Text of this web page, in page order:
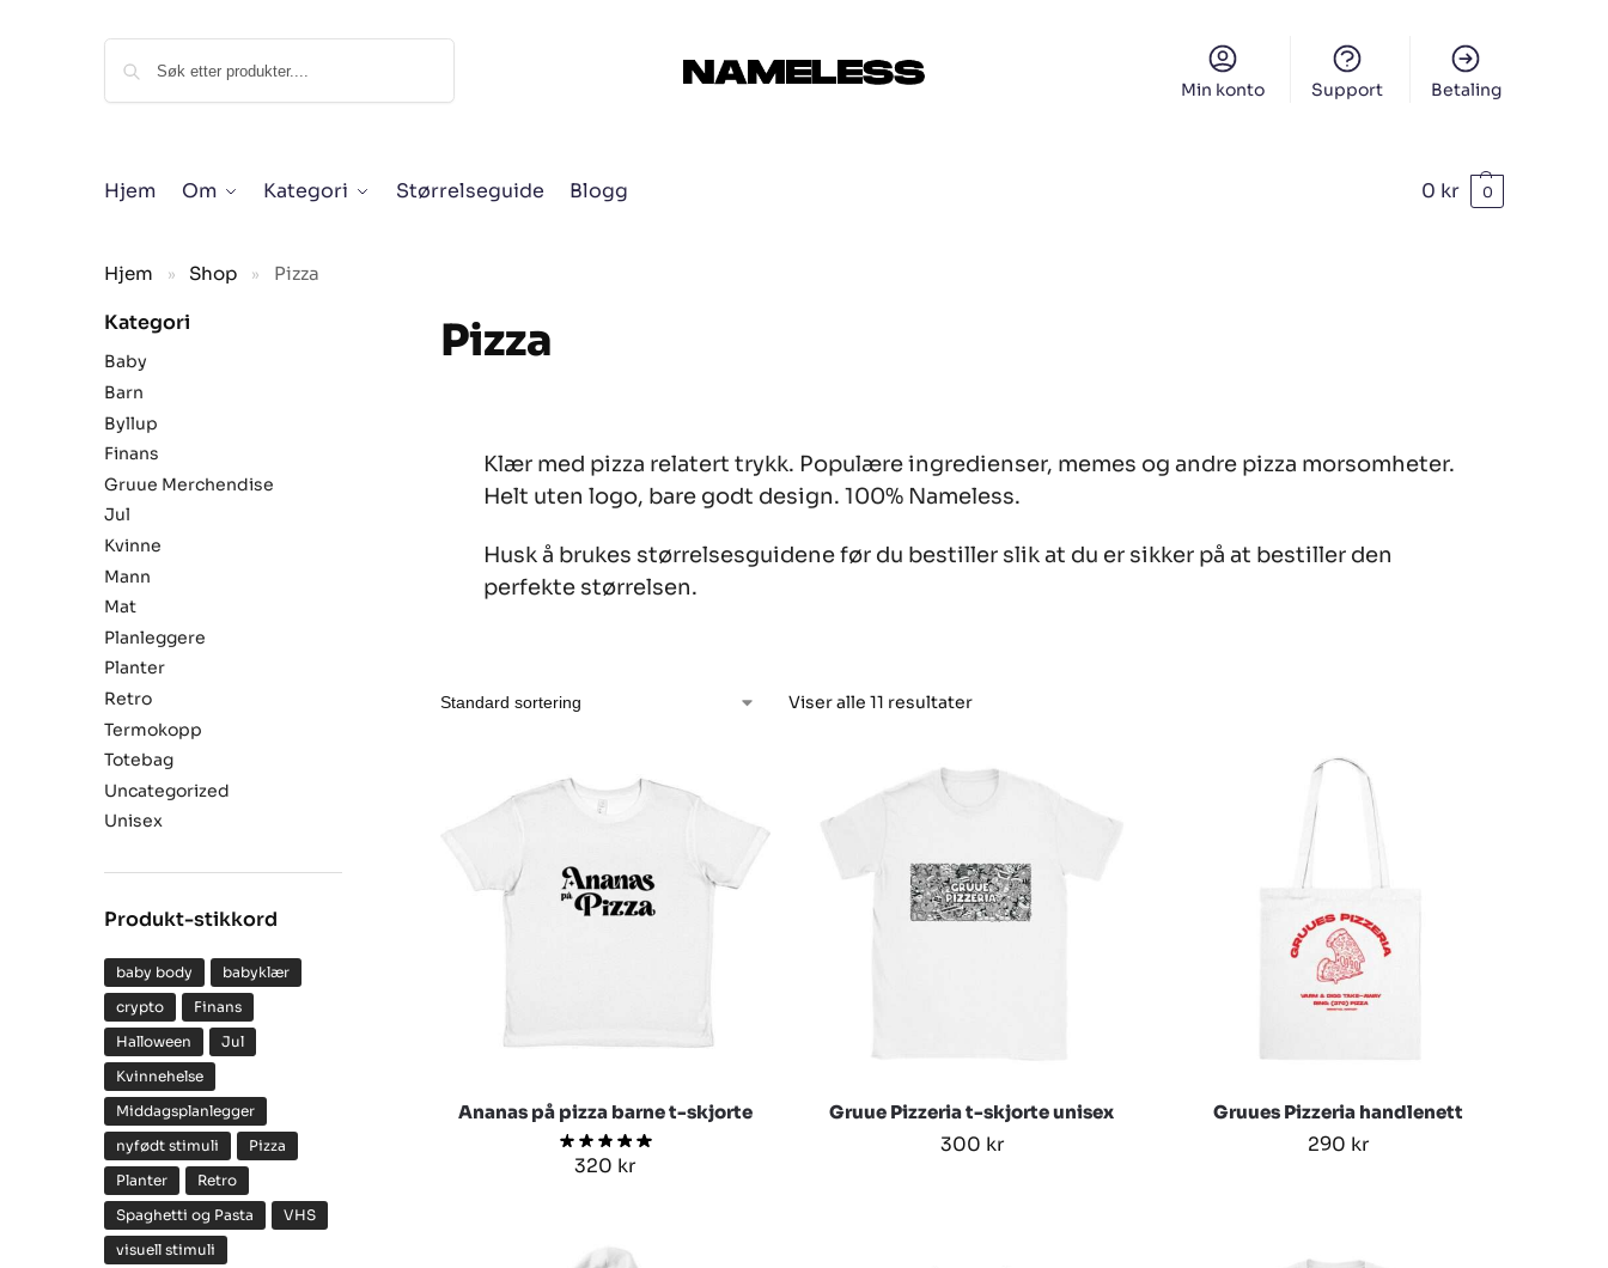
Min konto Support Betaling
Hjem Om Kategori Størrelseguide Blogg 0 kr 0
Hjem » Shop » Pizza
Pizza
Klær med pizza relatert trykk. Populære ingredienser, memes og andre pizza morsomheter.
Helt uten logo, bare godt design. 100% Nameless.
Husk å brukes størrelsesguidene før du bestiller slik at du er sikker på at bestiller den
perfekte størrelsen.
Viser alle 11 resultater
Ananas på pizza barne t-skjorte
320 kr
Gruue Pizzeria t-skjorte unisex
300 kr
Gruues Pizzeria handlenett
290 kr
Kategori
Baby
Barn
Byllup
Finans
Gruue Merchendise
Jul
Kvinne
Mann
Mat
Planleggere
Planter
Retro
Termokopp
Totebag
Uncategorized
Unisex
Produkt-stikkord
baby body
babyklær
crypto
Finans
Halloween
Jul
Kvinnehelse
Middagsplanlegger
nyfødt stimuli
Pizza
Planter
Retro
Spaghetti og Pasta
VHS
visuell stimuli